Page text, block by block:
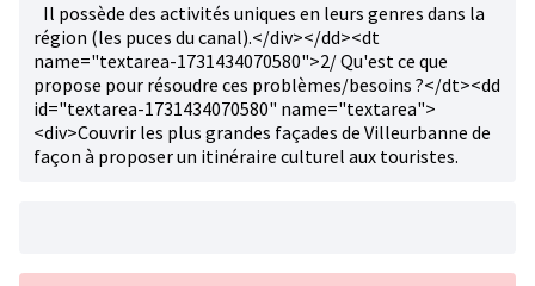
Il possède des activités uniques en leurs genres dans la
région (les puces du canal).</div></dd><dt
name="textarea-1731434070580">2/ Qu'est ce que
propose pour résoudre ces problèmes/besoins ?</dt><dd
id="textarea-1731434070580" name="textarea">
<div>Couvrir les plus grandes façades de Villeurbanne de
façon à proposer un itinéraire culturel aux touristes.